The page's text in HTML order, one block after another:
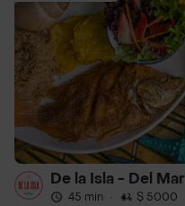
De la Isla - Del Mar
45 min · $ 5000